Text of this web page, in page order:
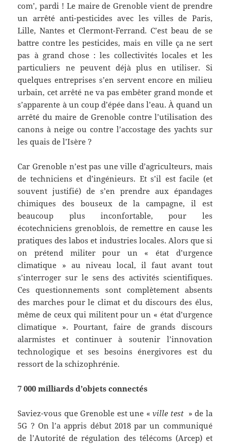
com’, pardi ! Le maire de Grenoble vient de prendre
un arrêté anti-pesticides avec les villes de Paris,
Lille, Nantes et Clermont-Ferrand. C’est beau de se
battre contre les pesticides, mais en ville ça ne sert
pas à grand chose : les collectivités locales et les
particuliers ne peuvent déjà plus en utiliser. Si
quelques entreprises s’en servent encore en milieu
urbain, cet arrêté ne va pas embêter grand monde et
s’apparente à un coup d’épée dans l’eau. À quand un
arrêté du maire de Grenoble contre l’utilisation des
canons à neige ou contre l’accostage des yachts sur
les quais de l’Isère ?
Car Grenoble n’est pas une ville d’agriculteurs, mais
de techniciens et d’ingénieurs. Et s’il est facile (et
souvent justifié) de s’en prendre aux épandages
chimiques des bouseux de la campagne, il est
beaucoup plus inconfortable, pour les
écotechniciens grenoblois, de remettre en cause les
pratiques des labos et industries locales. Alors que si
on prétend militer pour un « état d’urgence
climatique » au niveau local, il faut avant tout
s’interroger sur le sens des activités scientifiques.
Ces questionnements sont complètement absents
des marches pour le climat et du discours des élus,
même de ceux qui militent pour un « état d’urgence
climatique ». Pourtant, faire de grands discours
alarmistes et continuer à soutenir l’innovation
technologique et ses besoins énergivores est du
ressort de la schizophrénie.
7 000 milliards d’objets connectés
Saviez-vous que Grenoble est une «ville test » de la
5G ? On l’a appris début 2018 par un communiqué
de l’Autorité de régulation des télécoms (Arcep) et